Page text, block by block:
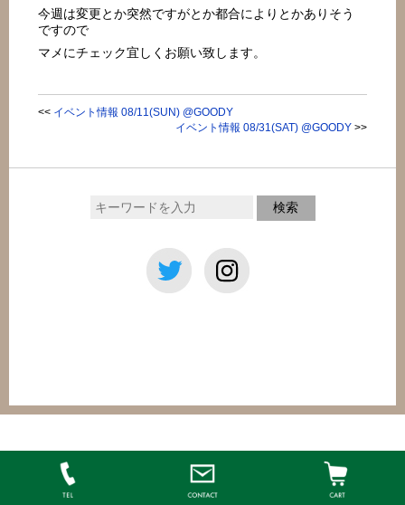
今週は変更とか突然ですがとか都合によりとかありそう
ですので
マメにチェック宜しくお願い致します。
<< イベント情報 08/11(SUN) @GOODY
イベント情報 08/31(SAT) @GOODY>>